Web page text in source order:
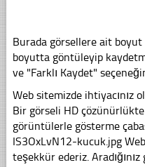
Burada görsellere ait
boyutta göntüleyip
ve "Farklı Kaydet"
Web sitemizde ihtiyacınız
Bir görseli HD
görüntülerle gösterme
IS3OxLvN12-kucuk.jpg
teşekkür ederiz.